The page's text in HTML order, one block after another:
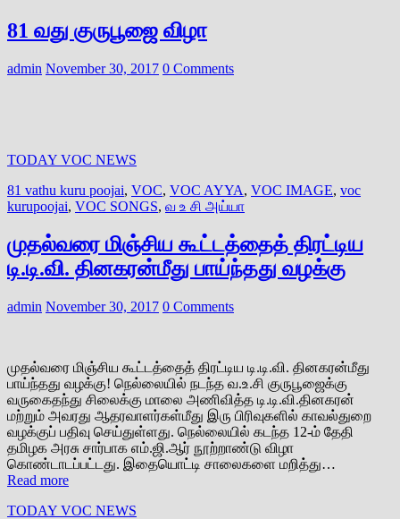
81 வது குருபூஜை விழா
admin November 30, 2017 0 Comments
TODAY VOC NEWS
81 vathu kuru poojai, VOC, VOC AYYA, VOC IMAGE, voc
kurupoojai, VOC SONGS, வ உ சி அய்யா
முதல்வரை மிஞ்சிய கூட்டத்தைத் திரட்டிய
டி.டி.வி. தினகரன்மீது பாய்ந்தது வழக்கு
admin November 30, 2017 0 Comments
முதல்வரை மிஞ்சிய கூட்டத்தைத் திரட்டிய டி.டி.வி. தினகரன்மீது
பாய்ந்தது வழக்கு! நெல்லையில் நடந்த வ.உ.சி குருபூஜைக்கு
வருகைதந்து சிலைக்கு மாலை அணிவித்த டி.டி.வி.தினகரன்
மற்றும் அவரது ஆதரவாளர்கள்மீது இரு பிரிவுகளில் காவல்துறை
வழக்குப் பதிவு செய்துள்ளது. நெல்லையில் கடந்த 12-ம் தேதி
தமிழக அரசு சார்பாக எம்.ஜி.ஆர் நூற்றாண்டு விழா
கொண்டாடப்பட்டது. இதையொட்டி சாலைகளை மறித்து…
Read more
TODAY VOC NEWS